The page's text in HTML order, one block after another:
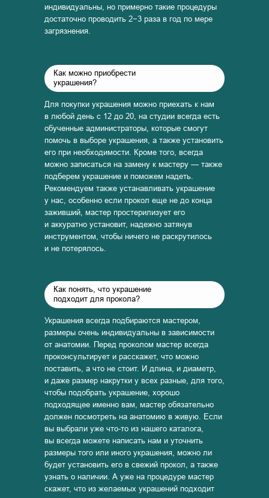
индивидуальны, но примерно такие процедуры
достаточно проводить 2−3 раза в год по мере
загрязнения.
Как можно приобрести
украшения?
Для покупки украшения можно приехать к нам
в любой день с 12 до 20, на студии всегда есть
обученные администраторы, которые смогут
помочь в выборе украшения, а также установить
его при необходимости. Кроме того, всегда
можно записаться на замену к мастеру — также
подберем украшение и поможем надеть.
Рекомендуем также устанавливать украшение
у нас, особенно если прокол еще не до конца
заживший, мастер простерилизует его
и аккуратно установит, надежно затянув
инструментом, чтобы ничего не раскрутилось
и не потерялось.
Как понять, что украшение
подходит для прокола?
Украшения всегда подбираются мастером,
размеры очень индивидуальны в зависимости
от анатомии. Перед проколом мастер всегда
проконсультирует и расскажет, что можно
поставить, а что не стоит. И длина, и диаметр,
и даже размер накрутки у всех разные, для того,
чтобы подобрать украшение, хорошо
подходящее именно вам, мастер обязательно
должен посмотреть на анатомию в живую. Если
вы выбрали уже что-то из нашего каталога,
вы всегда можете написать нам и уточнить
размеры того или иного украшения, можно ли
будет установить его в свежий прокол, а также
узнать о наличии. А уже на процедуре мастер
скажет, что из желаемых украшений подходит